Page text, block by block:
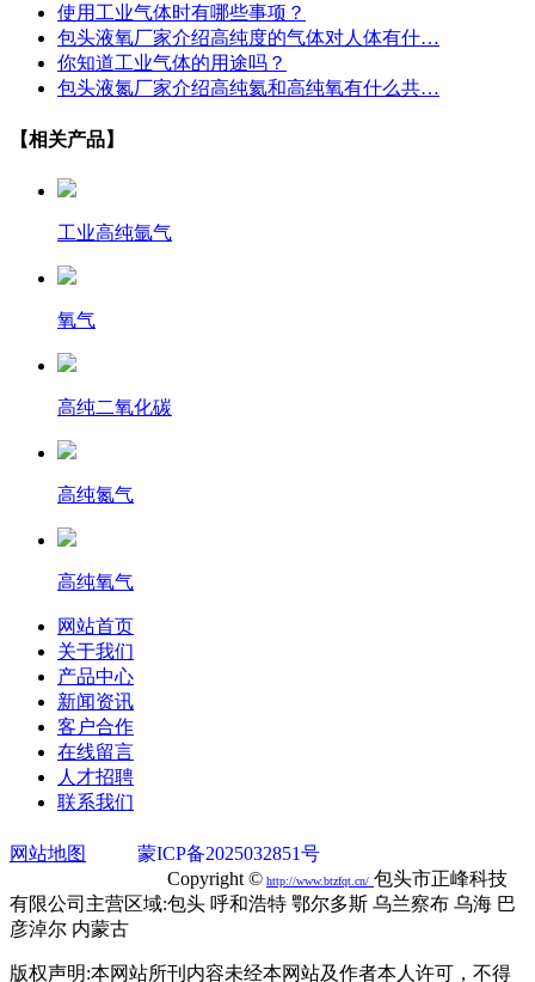
使用工业气体时有哪些事项？
包头液氧厂家介绍高纯度的气体对人体有什…
你知道工业气体的用途吗？
包头液氮厂家介绍高纯氦和高纯氧有什么共…
【相关产品】
工业高纯氩气
氧气
高纯二氧化碳
高纯氮气
高纯氧气
网站首页
关于我们
产品中心
新闻资讯
客户合作
在线留言
人才招聘
联系我们
网站地图 蒙ICP备2025032851号
Copyright © http://www.btzfqt.cn/ 包头市正峰科技
有限公司主营区域:包头 呼和浩特 鄂尔多斯 乌兰察布 乌海 巴
彦淖尔 内蒙古
版权声明:本网站所刊内容未经本网站及作者本人许可，不得